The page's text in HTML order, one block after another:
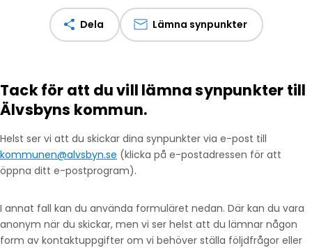
Dela Lämna synpunkter
Tack för att du vill lämna synpunkter till
Älvsbyns kommun.
Helst ser vi att du skickar dina synpunkter via e-post till
kommunen@alvsbyn.se (klicka på e-postadressen för att
öppna ditt e-postprogram).
I annat fall kan du använda formuläret nedan. Där kan du vara
anonym när du skickar, men vi ser helst att du lämnar någon
form av kontaktuppgifter om vi behöver ställa följdfrågor eller